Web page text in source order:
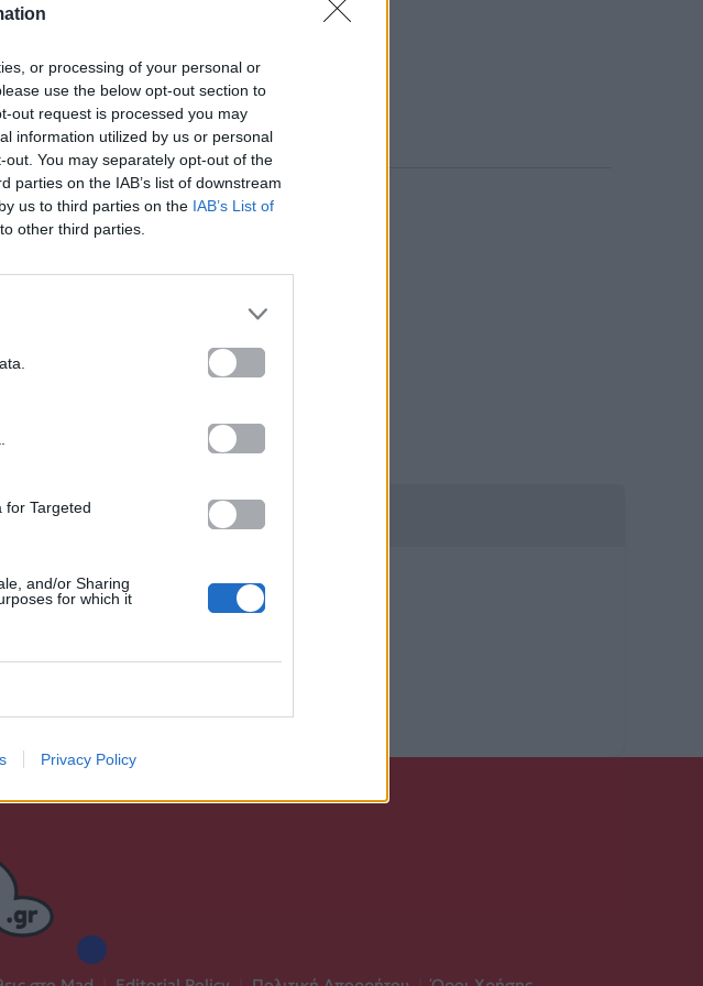
or processing of your personal or
use the below opt-out section to
out request is processed you may
information utilized by us or personal
You may separately opt-out of the
parties on the IAB’s list of downstream
us to third parties on the IAB’s List of
other third parties.
for Targeted
and/or Sharing
for which it
Privacy Policy
στο ύφος Rock, Pop.
στο Spotify